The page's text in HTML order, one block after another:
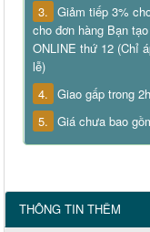
3. Giảm tiếp 3%
cho đơn hàng Bạn
ONLINE thứ 12 (Chỉ
lễ)
4. Giao gấp trong 2h
5. Giá chưa bao
THÔNG TIN THÊM